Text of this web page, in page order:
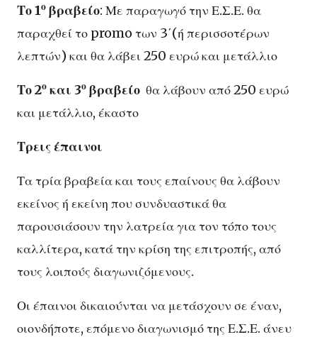
Το 1ο βραβείο: Με παραγωγό την Ε.Σ.Ε. θα
παραχθεί το promo των 3΄(ή περισσοτέρων
λεπτών) και θα λάβει 250 ευρώ και μετάλλιο
Το 2ο και 3ο βραβείο θα λάβουν από 250 ευρώ
και μετάλλιο, έκαστο
Τρεις έπαινοι
Τα τρία βραβεία και τους επαίνους θα λάβουν
εκείνος ή εκείνη που συνδυαστικά θα
παρουσιάσουν την λατρεία για τον τόπο τους
καλλίτερα, κατά την κρίση της επιτροπής, από
τους λοιπούς διαγωνιζόμενους.
Οι έπαινοι δικαιούνται να μετάσχουν σε έναν,
οιονδήποτε, επόμενο διαγωνισμό της Ε.Σ.Ε. άνευ